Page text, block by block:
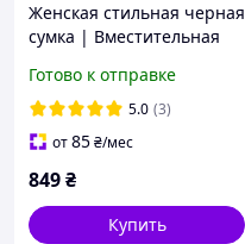
Женская стильная черная
сумка | Вместительная
Готово к отправке
5.0 (3)
от85₴/мес
849₴
Купить